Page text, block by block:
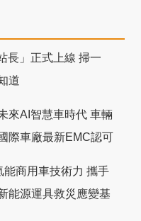
長」正式上線 掃一
道
來AI智慧車時代 車輛
際車廠最新EMC認可
能商用車技術力 攜手
能源運具救災應變基